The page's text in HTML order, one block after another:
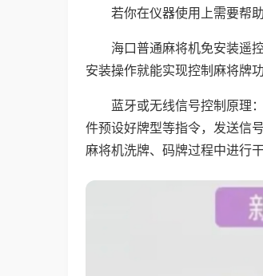
若你在仪器使用上需要帮
海口普通麻将机免安装遥
安装操作就能实现控制麻将牌
蓝牙或无线信号控制原理
件预设好牌型等指令，发送信
麻将机洗牌、码牌过程中进行